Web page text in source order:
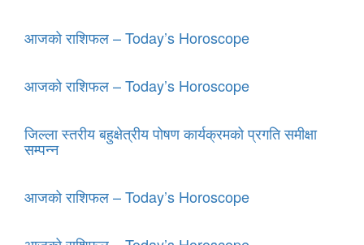
आजको राशिफल – Today’s Horoscope
आजको राशिफल – Today’s Horoscope
जिल्ला स्तरीय बहुक्षेत्रीय पोषण कार्यक्रमको प्रगति समीक्षा
सम्पन्न
आजको राशिफल – Today’s Horoscope